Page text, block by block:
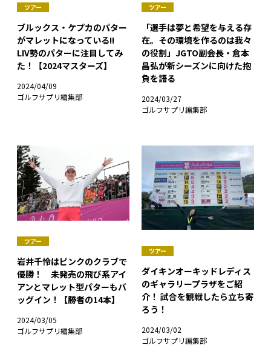
ツアー
ブルックス・ケプカのパター
がマレットになっている!!
LIV勢のパターに注目してみ
た！【2024マスターズ】
2024/04/09
ゴルフサプリ編集部
ツアー
「選手は夢と希望を与える存
在。その環境を作るのは我々
の役割」JGTO副会長・倉本
昌弘が新シーズンに向けた抱
負を語る
2024/03/27
ゴルフサプリ編集部
ツアー
岩井千怜はピンクのクラブで
優勝！ 未発売の飛び系アイ
アンとマレット型パターもバ
ッグイン！【勝者の14本】
2024/03/05
ゴルフサプリ編集部
ツアー
ダイキンオーキッドレディス
のギャラリープラザをご紹
介！ 試合を観戦したら立ち寄
ろう！
2024/03/02
ゴルフサプリ編集部